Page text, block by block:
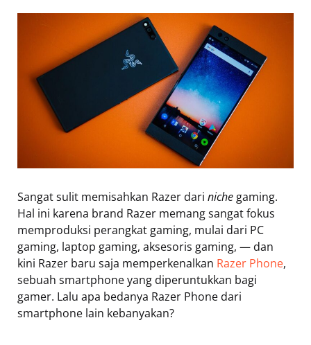
Sangat sulit memisahkan Razer dari niche gaming.
Hal ini karena brand Razer memang sangat fokus
memproduksi perangkat gaming, mulai dari PC
gaming, laptop gaming, aksesoris gaming, — dan
kini Razer baru saja memperkenalkan Razer Phone,
sebuah smartphone yang diperuntukkan bagi
gamer. Lalu apa bedanya Razer Phone dari
smartphone lain kebanyakan?